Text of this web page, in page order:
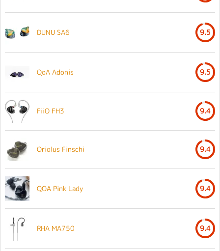
DUNU SA6 9.5
QoA Adonis 9.5
FiiO FH3 9.4
Oriolus Finschi 9.4
QOA Pink Lady 9.4
RHA MA750 9.4